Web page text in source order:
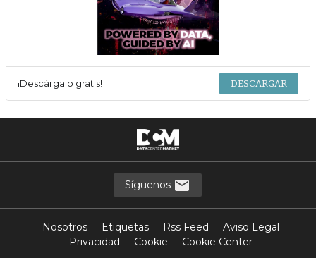
¡Descárgalo gratis! DESCARGAR
Síguenos
Nosotros Etiquetas Rss Feed
Aviso Legal
Privacidad
Cookie Cookie Center